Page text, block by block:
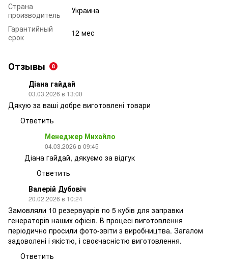
Страна
производитель
Украина
Гарантийный
срок
12 мес
Отзывы 8
Діана гайдай
03.03.2026 в 13:00
Дякую за ваші добре виготовлені товари
Ответить
Менеджер Михайло
04.03.2026 в 09:45
Діана гайдай, дякуємо за відгук
Ответить
Валерій Дубовіч
20.02.2026 в 10:24
Замовляли 10 резервуарів по 5 кубів для заправки
генераторів наших офісів. В процесі виготовлення
періодично просили фото-звіти з виробництва. Загалом
задоволені і якістю, і своєчасністю виготовлення.
Ответить